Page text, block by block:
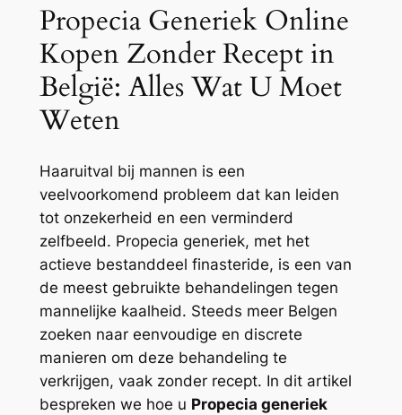
Propecia Generiek Online
Kopen Zonder Recept in
België: Alles Wat U Moet
Weten
Haaruitval bij mannen is een
veelvoorkomend probleem dat kan leiden
tot onzekerheid en een verminderd
zelfbeeld. Propecia generiek, met het
actieve bestanddeel finasteride, is een van
de meest gebruikte behandelingen tegen
mannelijke kaalheid. Steeds meer Belgen
zoeken naar eenvoudige en discrete
manieren om deze behandeling te
verkrijgen, vaak zonder recept. In dit artikel
bespreken we hoe u Propecia generiek